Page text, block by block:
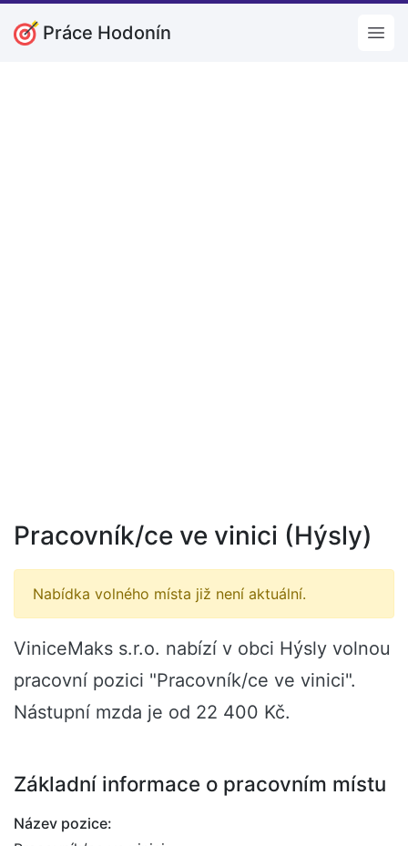
Práce Hodonín
Pracovník/ce ve vinici (Hýsly)
Nabídka volného místa již není aktuální.
ViniceMaks s.r.o. nabízí v obci Hýsly volnou
pracovní pozici "Pracovník/ce ve vinici".
Nástupní mzda je od 22 400 Kč.
Základní informace o pracovním místu
Název pozice: